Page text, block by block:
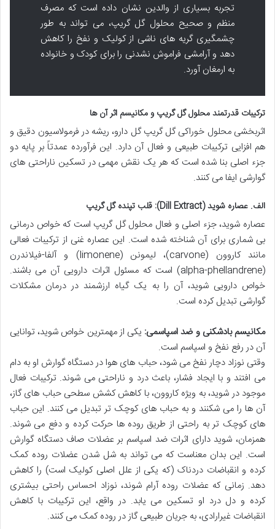
تجربه بسیاری از والدین نشان داده است که مصرف
منظم و صحیح محلول گل گریپ، می تواند به طور
چشمگیری گریه های ناشی از کولیک و نفخ را کاهش
دهد و آرامشی فراموش نشدنی را برای کودک و خانواده
به ارمغان آورد.
ترکیبات قدرتمند محلول گل گریپ و مکانیسم اثر آن ها
اثربخشی محلول خوراکی گل گریپ گل دارو، ریشه در فرمولاسیون دقیق و
هم افزایی ترکیبات طبیعی و فعال آن دارد. این فرآورده عمدتاً بر پایه دو
جزء اصلی بنا شده است که هر یک نقش مهمی در تسکین ناراحتی های
گوارشی ایفا می کنند.
الف. عصاره شوید (Dill Extract): قلب تپنده گل گریپ
عصاره شوید، جزء اصلی و فعال محلول گل گریپ است که خواص درمانی
بی شماری برای آن شناخته شده است. این عصاره غنی از ترکیبات فعالی
مانند کاروون (carvone)، لیمونن (limonene) و آلفا-فیلاندرن
(alpha-phellandrene) است که مسئول اثرات دارویی آن می باشند.
خواص دارویی شوید، آن را به یک گیاه ارزشمند در درمان مشکلات
گوارشی تبدیل کرده است.
مکانیسم بادشکنی و ضد اسپاسمی: یکی از مهمترین خواص شوید، توانایی
آن در رفع نفخ و اسپاسم است.
وقتی نوزاد دچار نفخ می شود، حباب های هوا در دستگاه گوارش او به دام
می افتند و با ایجاد فشار، باعث درد و ناراحتی می شوند. ترکیبات فعال
موجود در شوید، به ویژه کاروون، با کاهش کشش سطحی حباب های گاز،
آن ها را می شکنند و به حباب های کوچک تر تبدیل می کنند. این حباب
های کوچک تر به راحتی از طریق روده ها حرکت کرده و دفع می شوند.
همزمان، شوید دارای اثرات ضد اسپاسم بر عضلات صاف دستگاه گوارش
است. این بدان معناست که می تواند به شل شدن عضلات روده کمک
کرده و انقباضات دردناک (که یکی از علل اصلی کولیک است) را کاهش
دهد. زمانی که عضلات روده آرام شوند، نوزاد احساس راحتی بیشتری
کرده و دل درد او تسکین می یابد. در واقع، این ترکیبات با کاهش
انقباضات غیرارادی، به جریان طبیعی گاز در روده کمک می کنند.